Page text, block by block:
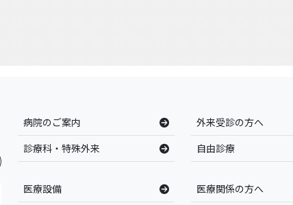
病院のご案内
外来受診の方へ
診療科・特殊外来
自由診療
医療設備 医療関係の方へ